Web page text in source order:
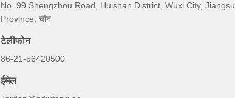
No. 99 Shengzhou Road, Huishan District, Wuxi City, Jiangsu
Province, चीन
टेलीफोन
86-21-56420500
ईमेल